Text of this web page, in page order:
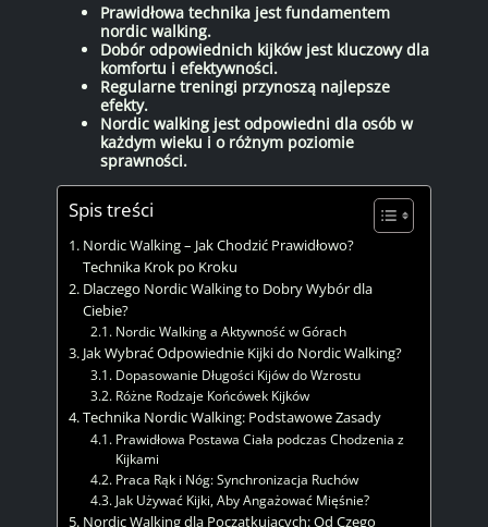
Prawidłowa technika jest fundamentem
nordic walking.
Dobór odpowiednich kijków jest kluczowy dla
komfortu i efektywności.
Regularne treningi przynoszą najlepsze
efekty.
Nordic walking jest odpowiedni dla osób w
każdym wieku i o różnym poziomie
sprawności.
Spis treści
Nordic Walking – Jak Chodzić Prawidłowo?
Technika Krok po Kroku
Dlaczego Nordic Walking to Dobry Wybór dla
Ciebie?
Nordic Walking a Aktywność w Górach
Jak Wybrać Odpowiednie Kijki do Nordic Walking?
Dopasowanie Długości Kijów do Wzrostu
Różne Rodzaje Końcówek Kijków
Technika Nordic Walking: Podstawowe Zasady
Prawidłowa Postawa Ciała podczas Chodzenia z
Kijkami
Praca Rąk i Nóg: Synchronizacja Ruchów
Jak Używać Kijki, Aby Angażować Mięśnie?
Nordic Walking dla Początkujących: Od Czego